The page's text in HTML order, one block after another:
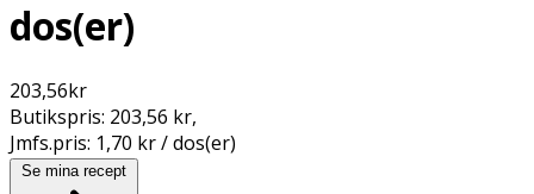
dos(er)
203,56kr
Butikspris: 203,56 kr,
Jmfs.pris: 1,70 kr / dos(er)
Se mina recept